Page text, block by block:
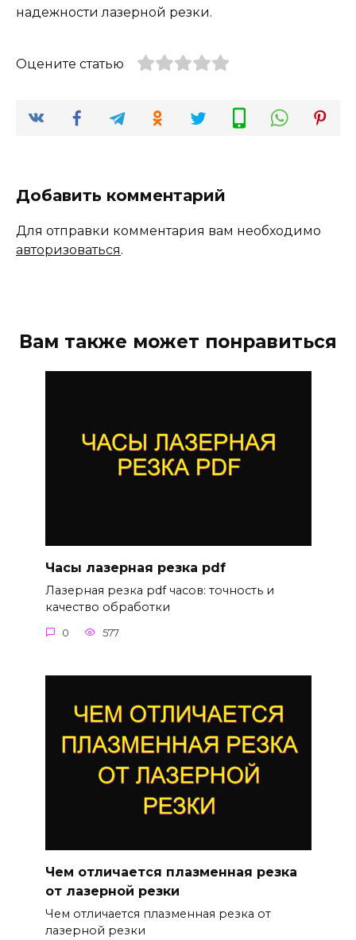
надежности лазерной резки.
Оцените статью
Добавить комментарий
Для отправки комментария вам необходимо
авторизоваться.
Вам также может понравиться
Часы лазерная резка pdf
Лазерная резка pdf часов: точность и
качество обработки
0 577
Чем отличается плазменная резка
от лазерной резки
Чем отличается плазменная резка от
лазерной резки